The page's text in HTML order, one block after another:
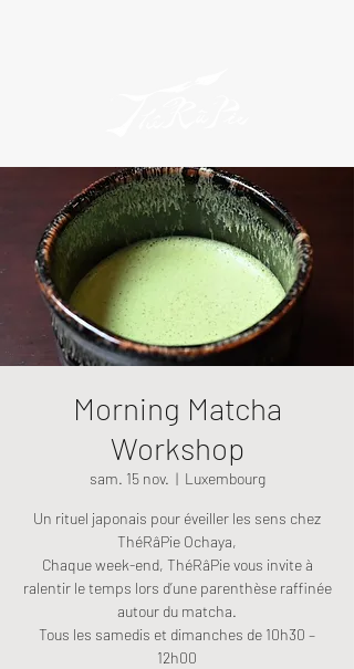
Morning Matcha
Workshop
sam. 15 nov.
  |
Luxembourg
Un rituel japonais pour éveiller les sens chez
ThéRâPie Ochaya,
Chaque week-end, ThéRâPie vous invite à
ralentir le temps lors d’une parenthèse raffinée
autour du matcha.
Tous les samedis et dimanches de 10h30 –
12h00